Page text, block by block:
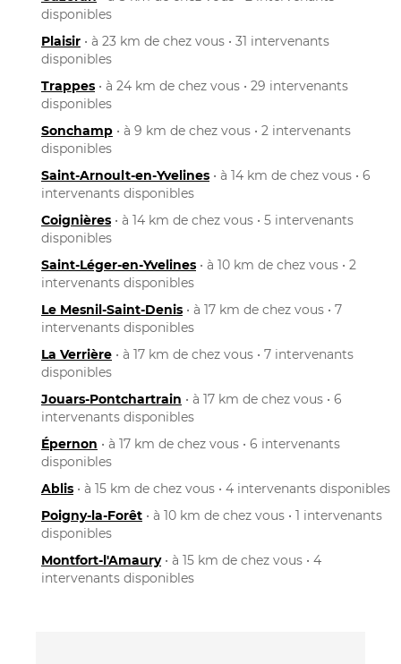
disponibles
Plaisir • à 23 km de chez vous • 31 intervenants
disponibles
Trappes • à 24 km de chez vous • 29 intervenants
disponibles
Sonchamp • à 9 km de chez vous • 2 intervenants
disponibles
Saint-Arnoult-en-Yvelines • à 14 km de chez vous • 6
intervenants disponibles
Coignières • à 14 km de chez vous • 5 intervenants
disponibles
Saint-Léger-en-Yvelines • à 10 km de chez vous • 2
intervenants disponibles
Le Mesnil-Saint-Denis • à 17 km de chez vous • 7
intervenants disponibles
La Verrière • à 17 km de chez vous • 7 intervenants
disponibles
Jouars-Pontchartrain • à 17 km de chez vous • 6
intervenants disponibles
Épernon • à 17 km de chez vous • 6 intervenants
disponibles
Ablis • à 15 km de chez vous • 4 intervenants disponibles
Poigny-la-Forêt • à 10 km de chez vous • 1 intervenants
disponibles
Montfort-l'Amaury• à 15 km de chez vous • 4
intervenants disponibles